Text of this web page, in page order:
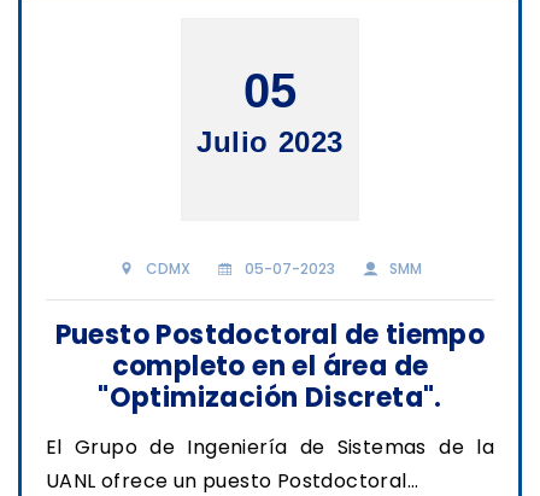
05
Julio 2023
CDMX 05-07-2023 SMM
Puesto Postdoctoral de tiempo
completo en el área de
"Optimización Discreta".
El Grupo de Ingeniería de Sistemas de la
UANL ofrece un puesto Postdoctoral...